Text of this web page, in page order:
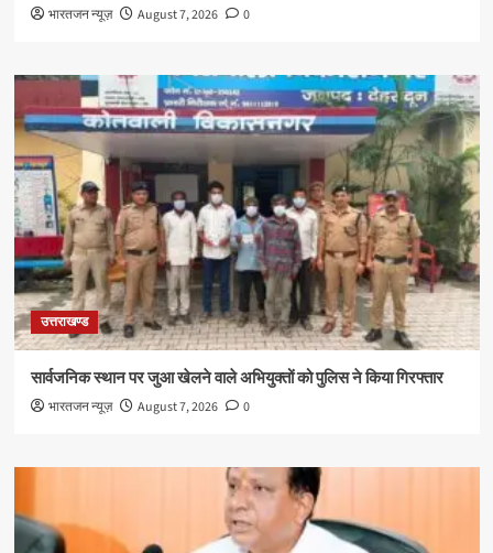
भारतजन न्यूज़ August 7, 2026 0
उत्तराखण्ड
सार्वजनिक स्थान पर जुआ खेलने वाले अभियुक्तों को पुलिस ने किया गिरफ्तार
भारतजन न्यूज़ August 7, 2026 0